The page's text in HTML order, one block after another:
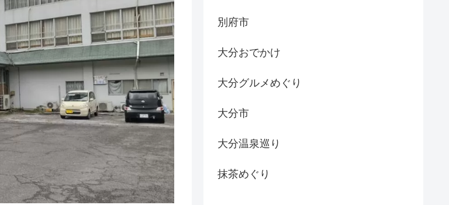
別府市
大分おでかけ
大分グルメめぐり
大分市
大分温泉巡り
抹茶めぐり